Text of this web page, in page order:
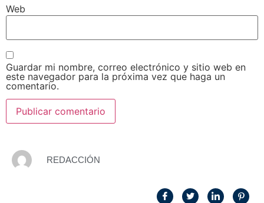
Web
Guardar mi nombre, correo electrónico y sitio web en
este navegador para la próxima vez que haga un
comentario.
REDACCIÓN